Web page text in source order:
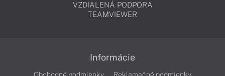
VZDIALENÁ PODPORA
TEAMVIEWER
Informácie